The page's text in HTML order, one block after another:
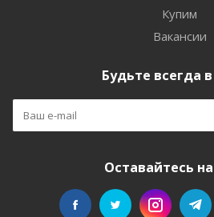
Купим
Вакансии
Будьте всегда
Оставайтесь